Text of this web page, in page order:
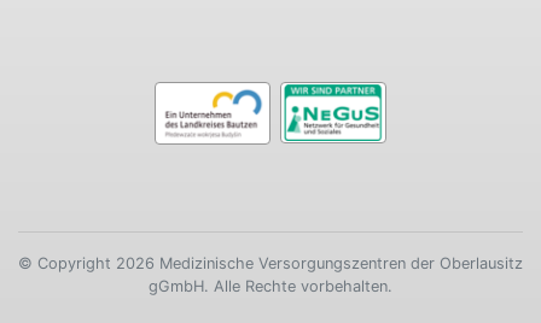
© Copyright 2026 Medizinische Versorgungszentren der Oberlausitz
gGmbH. Alle Rechte vorbehalten.